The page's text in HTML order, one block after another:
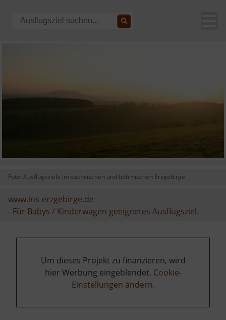
Foto: Ausflugsziele im sächsischen und böhmischen Erzgebirge
www.ins-erzgebirge.de
- Für Babys / Kinderwagen geeignetes Ausflugsziel.
Um dieses Projekt zu finanzieren, wird
hier Werbung eingeblendet. Cookie-
Einstellungen ändern.